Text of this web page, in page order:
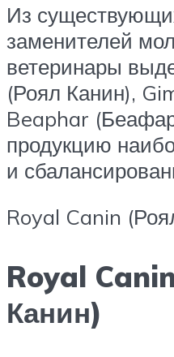
Из
заменителей
ветеринары
(Роял Канин),
Beaphar
продукцию
и
Royal Canin
Royal
Канин)